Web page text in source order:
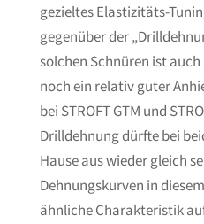
gezieltes Elastizitäts-
gegenüber der
solchen Schnüren ist
noch ein relativ guter
bei STROFT GTM und
Drilldehnung dürfte bei
Hause aus wieder gleich
Dehnungskurven in
ähnliche Charakteristik